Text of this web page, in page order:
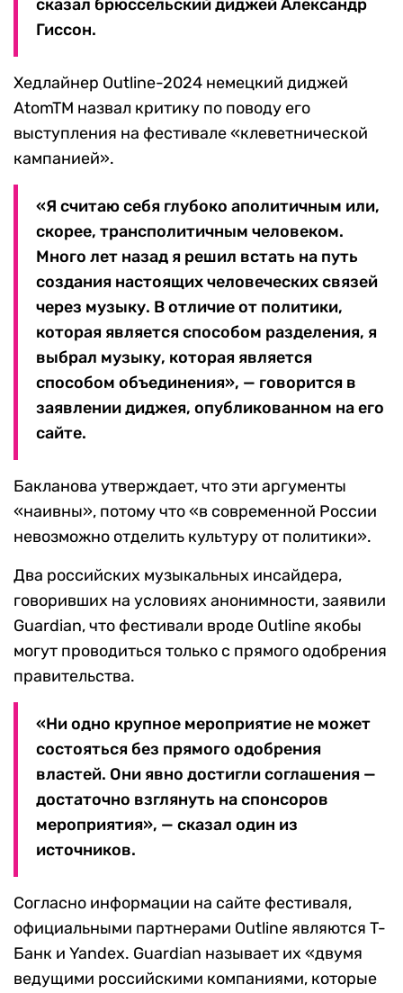
сказал брюссельский диджей Александр
Гиссон.
Хедлайнер Outline-2024 немецкий диджей
AtomTM назвал критику по поводу его
выступления на фестивале «клеветнической
кампанией».
«Я считаю себя глубоко аполитичным или,
скорее, трансполитичным человеком.
Много лет назад я решил встать на путь
создания настоящих человеческих связей
через музыку. В отличие от политики,
которая является способом разделения, я
выбрал музыку, которая является
способом объединения», — говорится в
заявлении диджея, опубликованном на его
сайте.
Бакланова утверждает, что эти аргументы
«наивны», потому что «в современной России
невозможно отделить культуру от политики».
Два российских музыкальных инсайдера,
говоривших на условиях анонимности, заявили
Guardian, что фестивали вроде Outline якобы
могут проводиться только с прямого одобрения
правительства.
«Ни одно крупное мероприятие не может
состояться без прямого одобрения
властей. Они явно достигли соглашения —
достаточно взглянуть на спонсоров
мероприятия», — сказал один из
источников.
Согласно информации на сайте фестиваля,
официальными партнерами Outline являются T-
Банк и Yandex. Guardian называет их «двумя
ведущими российскими компаниями, которые